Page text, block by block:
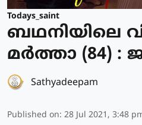
Todays_saint
ബഥനിയിലെ
മര്‍ത്താ (84) :
Sathyadeepam
Published on: 28 Jul 2021, 3:48